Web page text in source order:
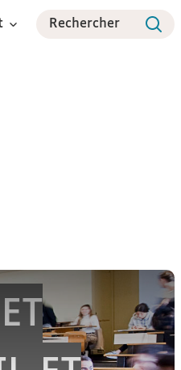
Rechercher